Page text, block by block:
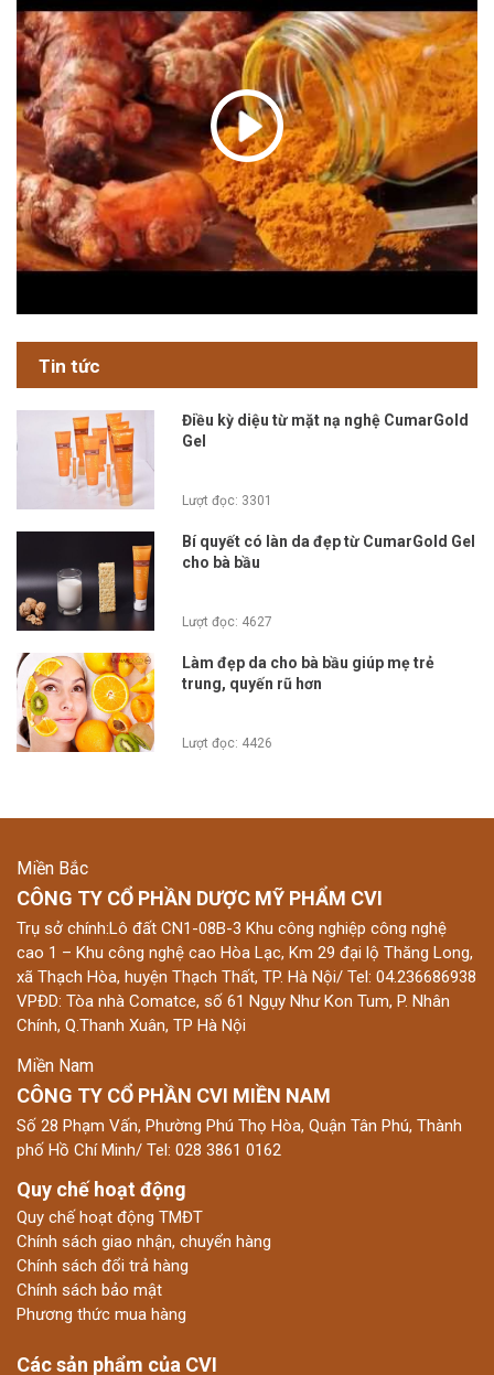
Tin tức
Điều kỳ diệu từ mặt nạ nghệ CumarGold
Gel
Lượt đọc: 3301
Bí quyết có làn da đẹp từ CumarGold Gel
cho bà bầu
Lượt đọc: 4627
Làm đẹp da cho bà bầu giúp mẹ trẻ
trung, quyến rũ hơn
Lượt đọc: 4426
Miền Bắc
CÔNG TY CỔ PHẦN DƯỢC MỸ PHẨM CVI
Trụ sở chính:Lô đất CN1-08B-3 Khu công nghiệp công nghệ
cao 1 – Khu công nghệ cao Hòa Lạc, Km 29 đại lộ Thăng Long,
xã Thạch Hòa, huyện Thạch Thất, TP. Hà Nội/ Tel: 04.236686938
VPĐD: Tòa nhà Comatce, số 61 Ngụy Như Kon Tum, P. Nhân
Chính, Q.Thanh Xuân, TP Hà Nội
Miền Nam
CÔNG TY CỔ PHẦN CVI MIỀN NAM
Số 28 Phạm Vấn, Phường Phú Thọ Hòa, Quận Tân Phú, Thành
phố Hồ Chí Minh/ Tel: 028 3861 0162
Quy chế hoạt động
Quy chế hoạt động TMĐT
Chính sách giao nhận, chuyển hàng
Chính sách đổi trả hàng
Chính sách bảo mật
Phương thức mua hàng
Các sản phẩm của CVI